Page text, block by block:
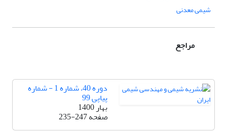
شیمی معدنی
مراجع
دوره 40، شماره 1 - شماره
پیاپی 99
بهار 1400
صفحه235-247